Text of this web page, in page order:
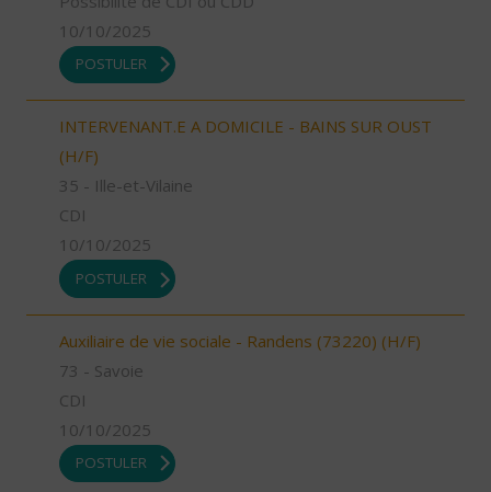
10/10/2025
POSTULER
INTERVENANT.E A DOMICILE - BAINS SUR OUST
(H/F)
35 - Ille-et-Vilaine
CDI
10/10/2025
POSTULER
Auxiliaire de vie sociale - Randens (73220) (H/F)
73 - Savoie
CDI
10/10/2025
POSTULER